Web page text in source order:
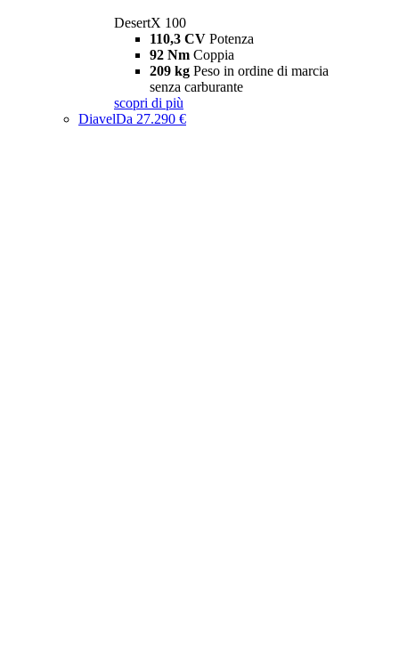
DesertX 100
110,3 CV Potenza
92 Nm Coppia
209 kg Peso in ordine di marcia
senza carburante
scopri di più
DiavelDa 27.290 €